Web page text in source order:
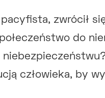
zwrócił
do
człowieka, by